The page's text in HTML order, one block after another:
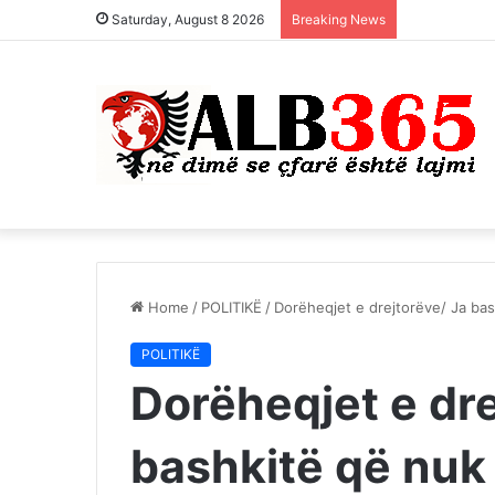
Saturday, August 8 2026 Breaking News
Home / POLITIKË / Dorëheqjet e drejtorëve/ Ja
POLITIKË
Dorëheqjet e
bashkitë që